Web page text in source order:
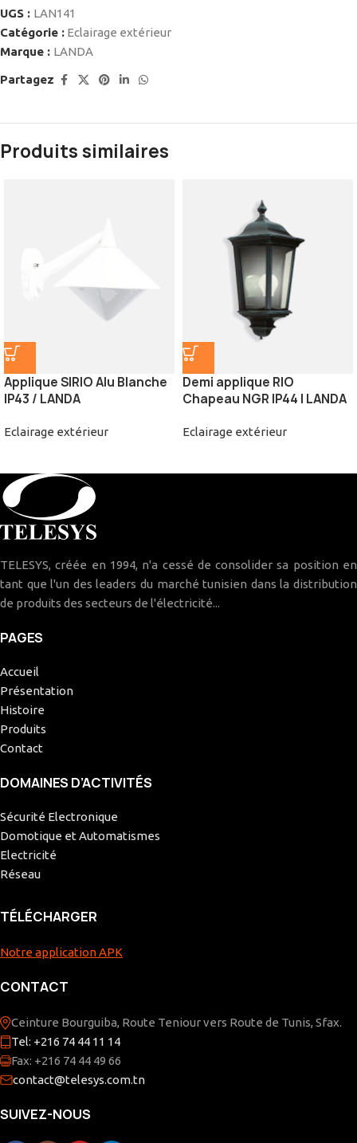
UGS : LAN141
Catégorie : Eclairage extérieur
Marque : LANDA
Partagez
Produits similaires
Applique SIRIO Alu Blanche
IP43 / LANDA
Eclairage extérieur
Demi applique RIO
Chapeau NGR IP44 | LANDA
Eclairage extérieur
TELESYS, créée en 1994, n'a cessé de consolider sa position en
tant que l'un des leaders du marché tunisien dans la distribution
de produits des secteurs de l'électricité...
PAGES
Accueil
Présentation
Histoire
Produits
Contact
DOMAINES D’ACTIVITÉS
Sécurité Electronique
Domotique et Automatismes
Electricité
Réseau
TÉLÉCHARGER
Notre application APK
CONTACT
Ceinture Bourguiba, Route Teniour vers Route de Tunis, Sfax.
Tel: +216 74 44 11 14
Fax: +216 74 44 49 66
contact@telesys.com.tn
SUIVEZ-NOUS